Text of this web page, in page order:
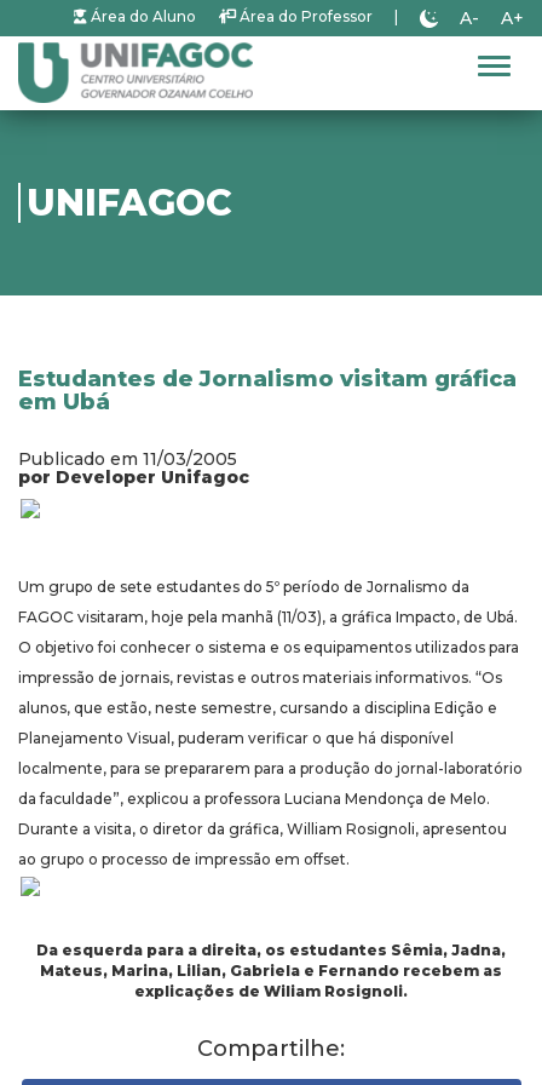
Área do Aluno Área do Professor A- A+
UNIFAGOC
Estudantes de Jornalismo visitam gráfica
em Ubá
Publicado em 11/03/2005
por Developer Unifagoc
Um grupo de sete estudantes do 5º período de Jornalismo da
FAGOC visitaram, hoje pela manhã (11/03), a gráfica Impacto, de Ubá.
O objetivo foi conhecer o sistema e os equipamentos utilizados para
impressão de jornais, revistas e outros materiais informativos. “Os
alunos, que estão, neste semestre, cursando a disciplina Edição e
Planejamento Visual, puderam verificar o que há disponível
localmente, para se prepararem para a produção do jornal-laboratório
da faculdade”, explicou a professora Luciana Mendonça de Melo.
Durante a visita, o diretor da gráfica, William Rosignoli, apresentou
ao grupo o processo de impressão em offset.
Da esquerda para a direita, os estudantes Sêmia, Jadna,
Mateus, Marina, Lilian, Gabriela e Fernando recebem as
explicações de Wiliam Rosignoli.
Compartilhe: